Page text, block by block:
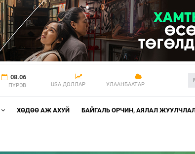
08.06
ПҮРЭВ USA ДОЛЛАР УЛААНБААТАР
ХӨДӨӨ АЖ АХУЙ БАЙГАЛЬ ОРЧИН, АЯЛАЛ